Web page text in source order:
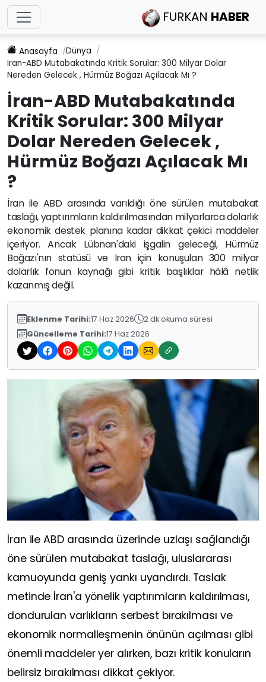
FURKAN HABER
Anasayfa
Dünya
İran-ABD Mutabakatında Kritik Sorular: 300 Milyar Dolar
Nereden Gelecek , Hürmüz Boğazı Açılacak Mı ?
İran-ABD Mutabakatında
Kritik Sorular: 300 Milyar
Dolar Nereden Gelecek ,
Hürmüz Boğazı Açılacak Mı
?
İran ile ABD arasında varıldığı öne sürülen mutabakat
taslağı, yaptırımların kaldırılmasından milyarlarca dolarlık
ekonomik destek planına kadar dikkat çekici maddeler
içeriyor. Ancak Lübnan'daki işgalin geleceği, Hürmüz
Boğazı'nın statüsü ve İran için konuşulan 300 milyar
dolarlık fonun kaynağı gibi kritik başlıklar hâlâ netlik
kazanmış değil.
Eklenme Tarihi:17 Haz 2026
2 dk okuma süresi
Güncelleme Tarihi:17 Haz 2026
İran ile ABD arasında üzerinde uzlaşı sağlandığı
öne sürülen mutabakat taslağı, uluslararası
kamuoyunda geniş yankı uyandırdı. Taslak
metinde İran'a yönelik yaptırımların kaldırılması,
dondurulan varlıkların serbest bırakılması ve
ekonomik normalleşmenin önünün açılması gibi
önemli maddeler yer alırken, bazı kritik konuların
belirsiz bırakılması dikkat çekiyor.